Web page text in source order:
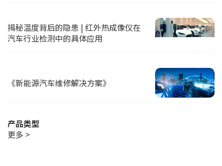
揭秘温度背后的隐患 | 红外热成像仪在
汽车行业检测中的具体应用
《新能源汽车维修解决方案》
产品类型
更多 >